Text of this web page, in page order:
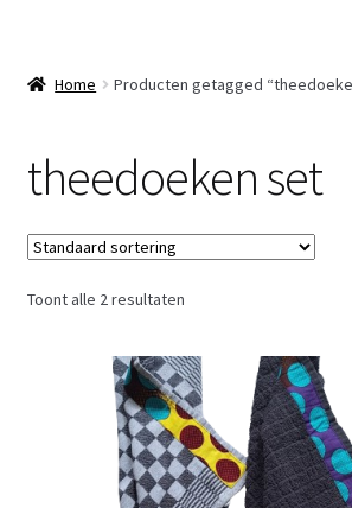
naar
de
HomeHome Producten getagged
theedoeken set
Toont alle 2 resultaten